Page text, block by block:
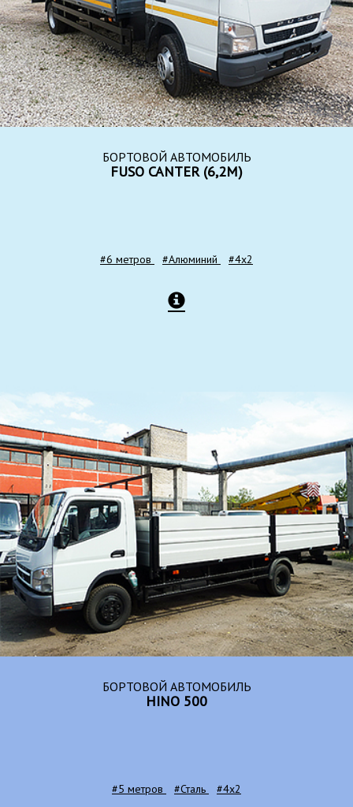
БОРТОВОЙ АВТОМОБИЛЬ
FUSO CANTER (6,2М)
#6 метров #Алюминий #4x2
БОРТОВОЙ АВТОМОБИЛЬ
HINO 500
#5 метров #Сталь #4x2